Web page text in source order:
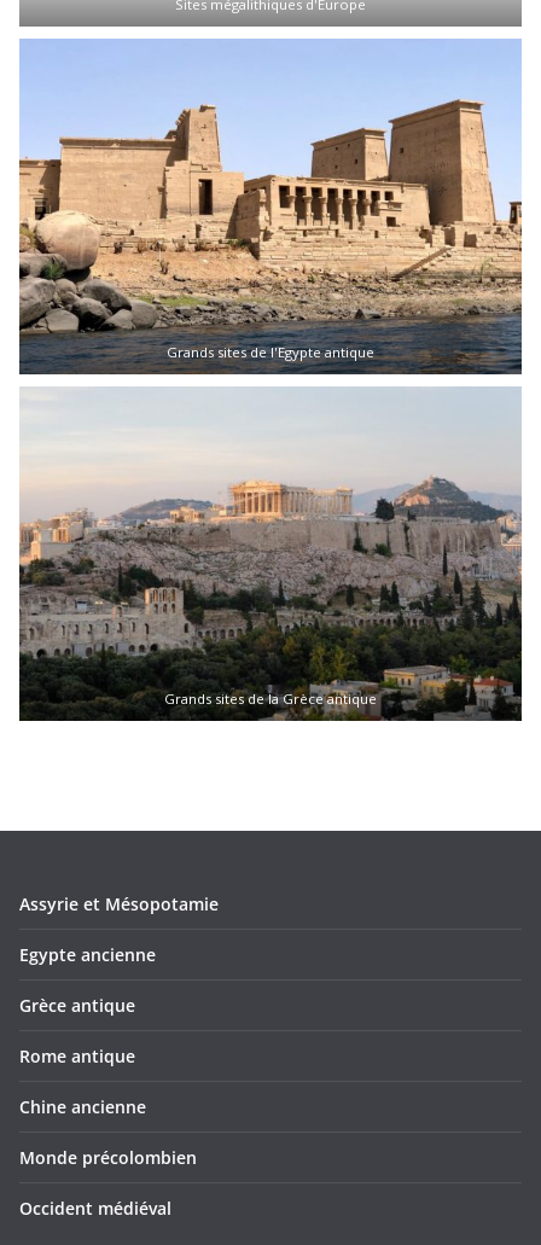
Sites mégalithiques d'Europe
Grands sites de l'Egypte antique
Grands sites de la Grèce antique
Assyrie et Mésopotamie
Egypte ancienne
Grèce antique
Rome antique
Chine ancienne
Monde précolombien
Occident médiéval